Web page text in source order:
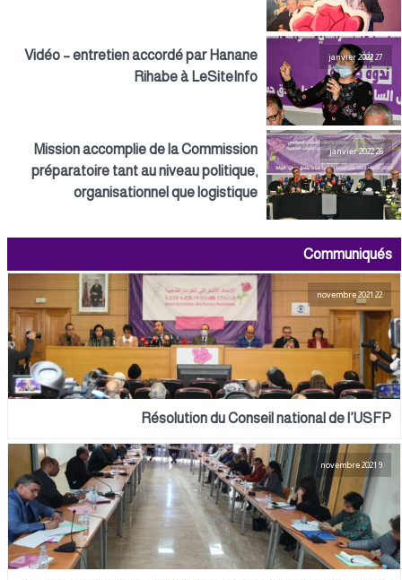
27 janvier 2022
Vidéo – entretien accordé par Hanane
Rihabe à LeSiteInfo
26 janvier 2022
Mission accomplie de la Commission
préparatoire tant au niveau politique,
organisationnel que logistique
Communiqués
22 novembre 2021
Résolution du Conseil national de l’USFP